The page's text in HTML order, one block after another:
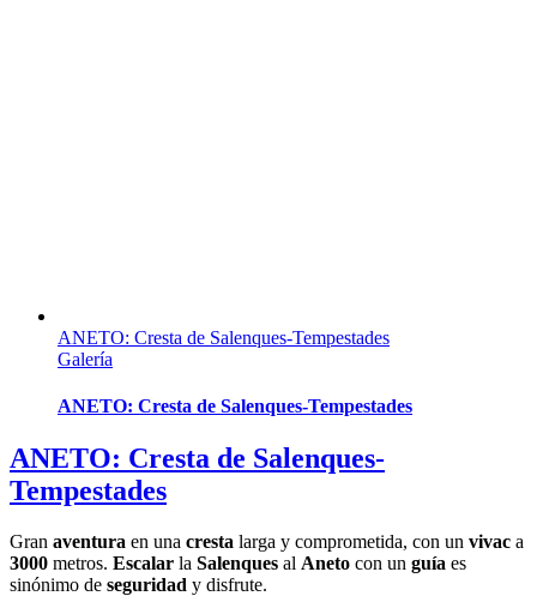
ANETO: Cresta de Salenques-Tempestades
Galería
ANETO: Cresta de Salenques-Tempestades
ANETO: Cresta de Salenques-
Tempestades
Gran aventura en una cresta larga y comprometida, con un vivac a
3000 metros. Escalar la Salenques al Aneto con un guía es
sinónimo de seguridad y disfrute.